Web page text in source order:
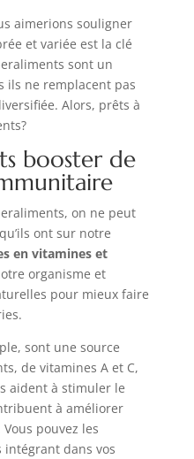
aimerions souligner
et variée est la clé
sont un
ils ne remplacent pas
Alors, prêts à
booster de
on ne peut
ont sur notre
en vitamines et
organisme et
pour mieux faire
sont une source
de vitamines A et C,
aident à stimuler le
à améliorer
pouvez les
intégrant dans vos